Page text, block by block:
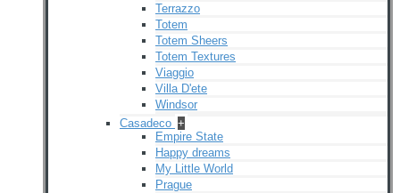
Terrazzo
Totem
Totem Sheers
Totem Textures
Viaggio
Villa D'ete
Windsor
Casadeco +
Empire State
Happy dreams
My Little World
Prague